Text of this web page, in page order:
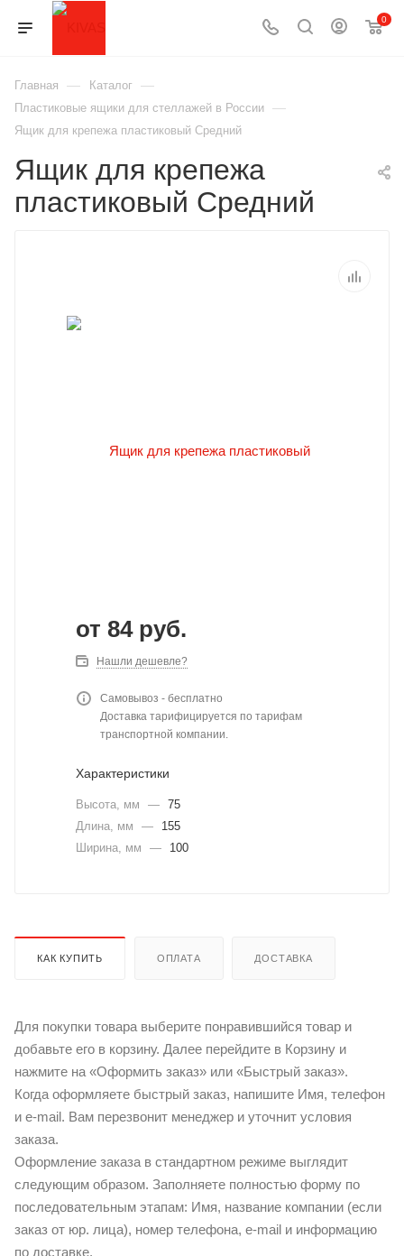
0
Главная — Каталог —
Пластиковые ящики для стеллажей в России —
Ящик для крепежа пластиковый Средний
Ящик для крепежа
пластиковый Средний
от 84 руб.
Нашли дешевле?
Самовывоз - бесплатно
Доставка тарифицируется по тарифам
транспортной компании.
Характеристики
Высота, мм — 75
Длина, мм
—
155
Ширина, мм
— 100
КАК КУПИТЬ ОПЛАТА ДОСТАВКА
Для покупки товара выберите понравившийся товар и
добавьте его в корзину. Далее перейдите в Корзину и
нажмите на «Оформить заказ» или «Быстрый заказ».
Когда оформляете быстрый заказ, напишите Имя, телефон
и e-mail. Вам перезвонит менеджер и уточнит условия
заказа.
Оформление заказа в стандартном режиме выглядит
следующим образом. Заполняете полностью форму по
последовательным этапам: Имя, название компании (если
заказ от юр. лица), номер телефона, e-mail и информацию
по доставке.